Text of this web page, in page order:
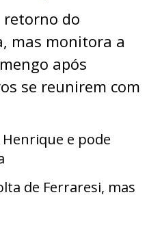
retorno do
mas monitora a
após
se reunirem com
e pode
de Ferraresi, mas